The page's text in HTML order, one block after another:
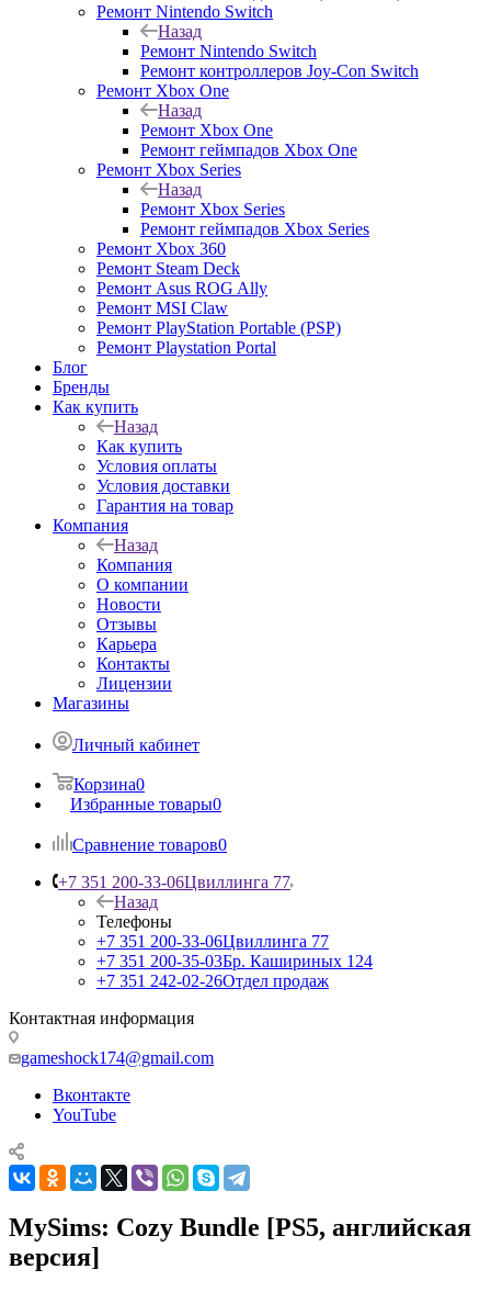
Ремонт Nintendo Switch
Назад
Ремонт Nintendo Switch
Ремонт контроллеров Joy-Con Switch
Ремонт Xbox One
Назад
Ремонт Xbox One
Ремонт геймпадов Xbox One
Ремонт Xbox Series
Назад
Ремонт Xbox Series
Ремонт геймпадов Xbox Series
Ремонт Xbox 360
Ремонт Steam Deck
Ремонт Asus ROG Ally
Ремонт MSI Claw
Ремонт PlayStation Portable (PSP)
Ремонт Playstation Portal
Блог
Бренды
Как купить
Назад
Как купить
Условия оплаты
Условия доставки
Гарантия на товар
Компания
Назад
Компания
О компании
Новости
Отзывы
Карьера
Контакты
Лицензии
Магазины
Личный кабинет
Корзина0
Избранные товары0
Сравнение товаров0
+7 351 200-33-06Цвиллинга 77
Назад
Телефоны
+7 351 200-33-06Цвиллинга 77
+7 351 200-35-03Бр. Кашириных 124
+7 351 242-02-26Отдел продаж
Контактная информация
gameshock174@gmail.com
Вконтакте
YouTube
MySims: Cozy Bundle [PS5, английская
версия]